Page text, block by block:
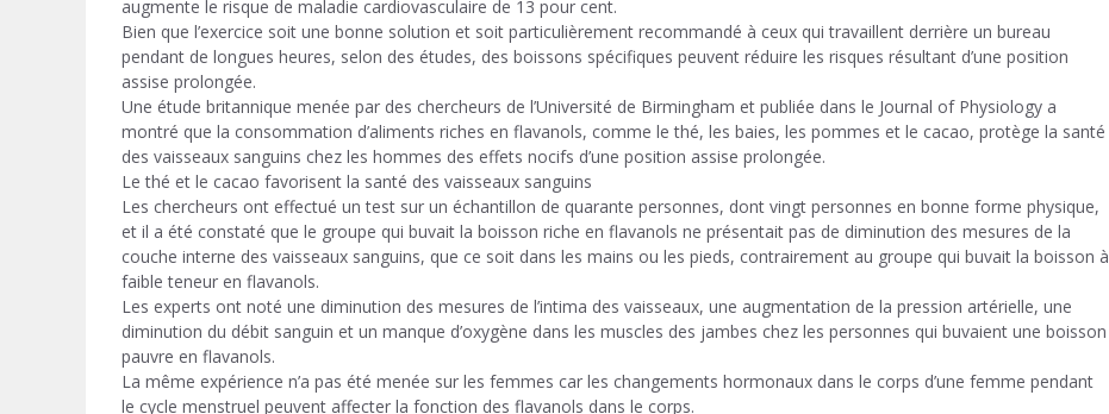
augmente le risque de maladie cardiovasculaire de 13 pour cent.
Bien que l’exercice soit une bonne solution et soit particulièrement recommandé à ceux qui travaillent derrière un bureau
pendant de longues heures, selon des études, des boissons spécifiques peuvent réduire les risques résultant d’une position
assise prolongée.
Une étude britannique menée par des chercheurs de l’Université de Birmingham et publiée dans le Journal of Physiology a
montré que la consommation d’aliments riches en flavanols, comme le thé, les baies, les pommes et le cacao, protège la santé
des vaisseaux sanguins chez les hommes des effets nocifs d’une position assise prolongée.
Le thé et le cacao favorisent la santé des vaisseaux sanguins
Les chercheurs ont effectué un test sur un échantillon de quarante personnes, dont vingt personnes en bonne forme physique,
et il a été constaté que le groupe qui buvait la boisson riche en flavanols ne présentait pas de diminution des mesures de la
couche interne des vaisseaux sanguins, que ce soit dans les mains ou les pieds, contrairement au groupe qui buvait la boisson à
faible teneur en flavanols.
Les experts ont noté une diminution des mesures de l’intima des vaisseaux, une augmentation de la pression artérielle, une
diminution du débit sanguin et un manque d’oxygène dans les muscles des jambes chez les personnes qui buvaient une boisson
pauvre en flavanols.
La même expérience n’a pas été menée sur les femmes car les changements hormonaux dans le corps d’une femme pendant
le cycle menstruel peuvent affecter la fonction des flavanols dans le corps.